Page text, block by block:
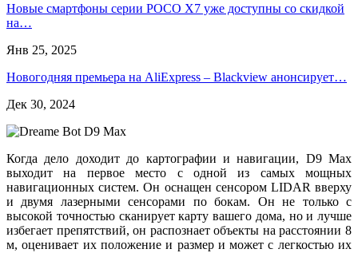
Новые смартфоны серии POCO X7 уже доступны со скидкой
на…
Янв 25, 2025
Новогодняя премьера на AliExpress – Blackview анонсирует…
Дек 30, 2024
Когда дело доходит до картографии и навигации, D9 Max
выходит на первое место с одной из самых мощных
навигационных систем. Он оснащен сенсором LIDAR вверху
и двумя лазерными сенсорами по бокам. Он не только с
высокой точностью сканирует карту вашего дома, но и лучше
избегает препятствий, он распознает объекты на расстоянии 8
м, оценивает их положение и размер и может с легкостью их